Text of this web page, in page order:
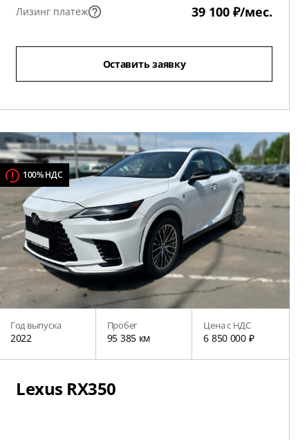
Лизинг платеж 39 100 ₽/мес.
Оставить заявку
100% НДС
Год выпуска
2022
Пробег
95 385 км
Цена с НДС
6 850 000 ₽
Lexus RX350